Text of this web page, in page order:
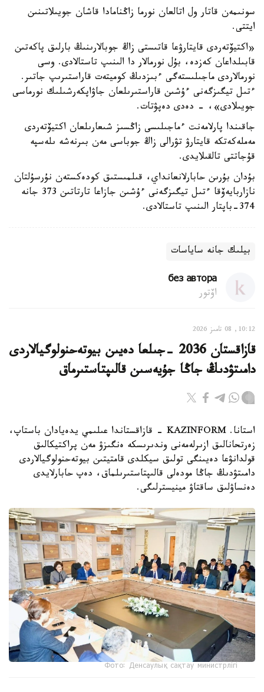
سونىمەن قاتار ول اتالعان نورما زاڭنامادا قاشان جويىلاتىنىن
ايتتى.
«اكتيۆتەردى قايتارۋعا قاتىستى زاڭ جوبالارىنىڭ بارلىق پاكەتىن
قابىلداعان كەزدە، بۇل نورمالار دا الىنىپ تاستالادى. وسى
نورمالاردى ماجىلىستەگى ءبىزدىڭ كوميتەت قاراستىرىپ جاتىر.
ءتىل تيگىزگەنى ءۇشىن قاراستىرىلعان جاۋاپكەرشىلىك نورماسى
جويىلادى»، - دەدى دەپۋتات.
جاقىندا پارلامەنت ءماجىلىسى زاڭسىز شىعارىلعان اكتيۆتەردى
مەملەكەتكە قايتارۋ تۋرالى زاڭ جوباسى مەن بىرنەشە ىلەسپە
قۇجاتتى تالقىلايدى.
بۇدان بۇرىن حابارلانعانداي، قىلمىستىق كودەكستەن نۇرسۇلتان
نازاربايەۆقا ءتىل تيگىزگەنى ءۇشىن جازاعا تارتاتىن 373 جانە
374-باپتار الىنىپ تاستالادى.
بيلىك جانە ساياسات
без автора
اۆتور
10:12, 08 تامىز 2026
قازاقستان 2036 -جىلعا دەيىن بيوتەحنولوگيالاردى
دامىتۋدىڭ جاڭا جۇيەسىن قالىپتاستىرماق
استانا. KAZINFORM - قازاقستاندا عىلىمي يدەيادان باستاپ،
زەرتحانالىق ازىرلەمەنى وندىرىسكە ەنگىزۋ مەن پراكتيكالىق
قولدانۋعا دەيىنگى تولىق سيكلدى قامتيتىن بيوتەحنولوگيالاردى
دامىتۋدىڭ جاڭا مودەلى قالىپتاستىرىلماق، دەپ حابارلايدى
دەنساۋلىق ساقتاۋ مينيسترلىگى.
Фото: Денсаулық сақтау министрлігі